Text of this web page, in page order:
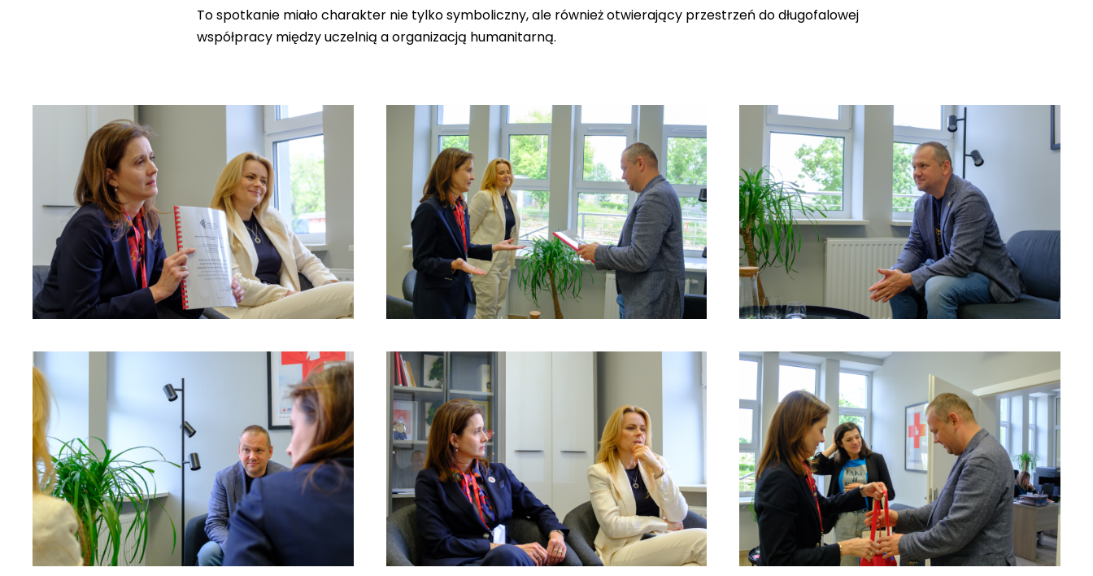
To spotkanie miało charakter nie tylko symboliczny, ale również otwierający przestrzeń do długofalowej
współpracy między uczelnią a organizacją humanitarną.